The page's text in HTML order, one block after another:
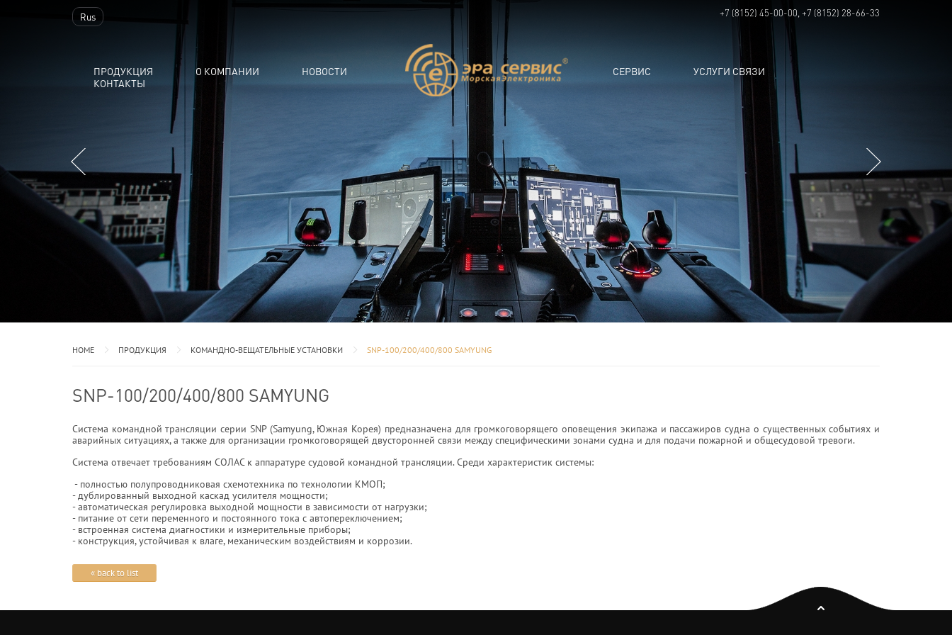
Rus +7 (8152) 45-00-00, +7 (8152) 28-66-33
ПРОДУКЦИЯ О КОМПАНИИ НОВОСТИ СЕРВИС
УСЛУГИ СВЯЗИ
КОНТАКТЫ
Previous Next
HOME ПРОДУКЦИЯ КОМАНДНО-ВЕЩАТЕЛЬНЫЕ УСТАНОВКИ SNP-100/200/400/800 SAMYUNG
SNP-100/200/400/800 SAMYUNG
Система командной трансляции серии SNP (Samyung, Южная Корея) предназначена для громкоговорящего оповещения экипажа и пассажиров судна о существенных событиях и
аварийных ситуациях, а также для организации громкоговорящей двусторонней связи между специфическими зонами судна и для подачи пожарной и общесудовой тревоги.
Cистема отвечает требованиям СОЛАС к аппаратуре судовой командной трансляции. Среди характеристик системы:
- полностью полупроводниковая схемотехника по технологии КМОП;
- дублированный выходной каскад усилителя мощности;
- автоматическая регулировка выходной мощности в зависимости от нагрузки;
- питание от сети переменного и постоянного тока с автопереключением;
- встроенная система диагностики и измерительные приборы;
- конструкция, устойчивая к влаге, механическим воздействиям и коррозии.
« back to list